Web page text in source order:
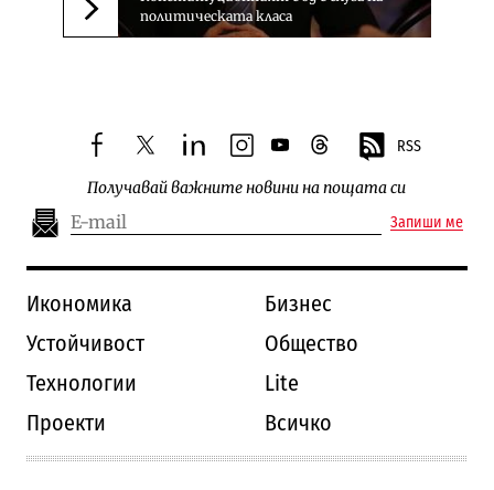
Следваща новина
политическата класа
facebooktwitterlinkedininstagram
youtubethreads RSS
Получавай важните новини на пощата си
Запиши ме
Икономика
Бизнес
Устойчивост
Общество
Технологии
Lite
Проекти
Всичко